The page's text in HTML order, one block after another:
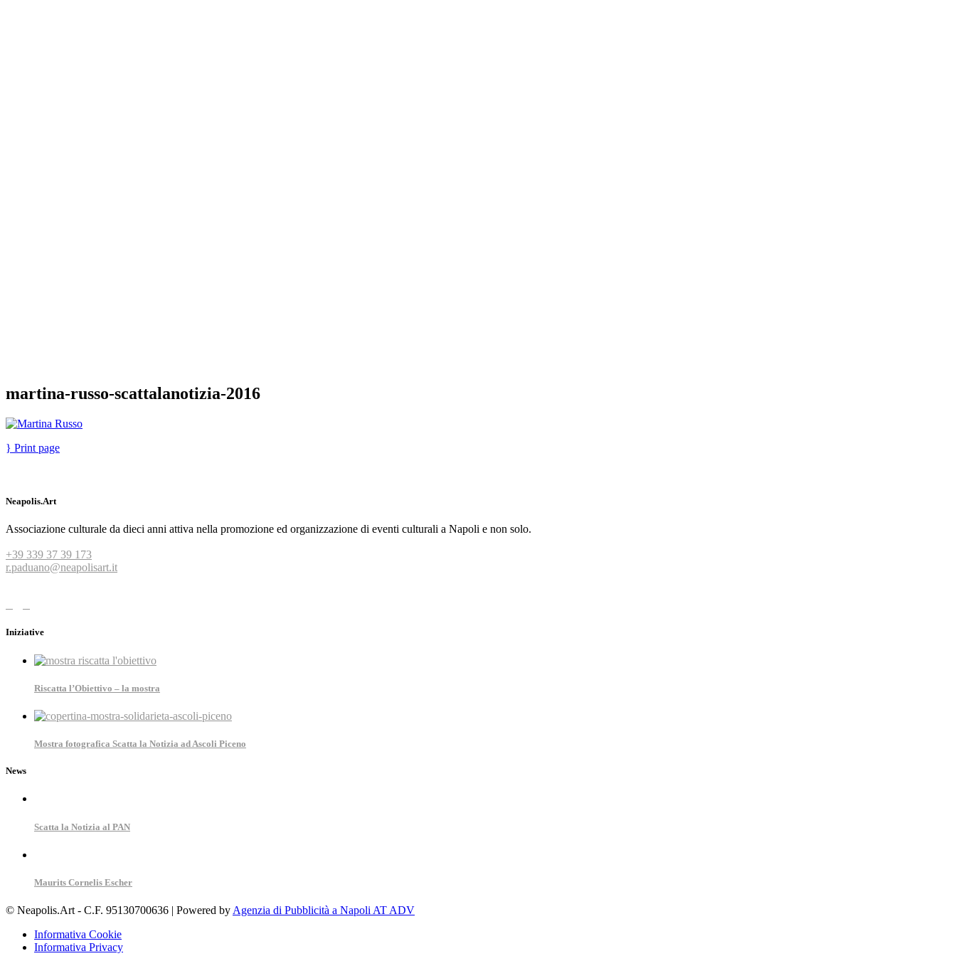
martina-russo-scattalanotizia-2016
Print page
Neapolis.Art
Associazione culturale da dieci anni attiva nella promozione ed organizzazione di eventi culturali a Napoli e non solo.
+39 339 37 39 173
r.paduano@neapolisart.it
Iniziative
Riscatta l’Obiettivo – la mostra
Mostra fotografica Scatta la Notizia ad Ascoli Piceno
News
Scatta la Notizia al PAN
Maurits Cornelis Escher
© Neapolis.Art - C.F. 95130700636 | Powered by Agenzia di Pubblicità a Napoli AT ADV
Informativa Cookie
Informativa Privacy